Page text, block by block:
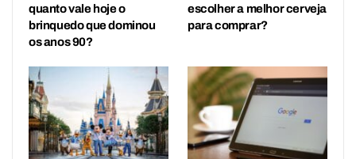
quanto vale hoje o
brinquedo que dominou
os anos 90?
escolher a melhor cerveja
para comprar?